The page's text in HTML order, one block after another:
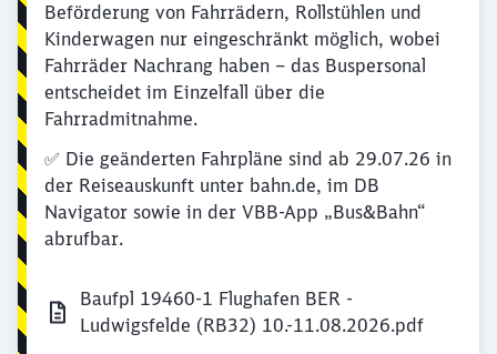
Beförderung von Fahrrädern, Rollstühlen und
Kinderwagen nur eingeschränkt möglich, wobei
Fahrräder Nachrang haben – das Buspersonal
entscheidet im Einzelfall über die
Fahrradmitnahme.
✅ Die geänderten Fahrpläne sind ab 29.07.26 in
der Reiseauskunft unter bahn.de, im DB
Navigator sowie in der VBB-App „Bus&Bahn“
abrufbar.
Baufpl 19460-1 Flughafen BER -
Ludwigsfelde (RB32) 10.-11.08.2026.pdf